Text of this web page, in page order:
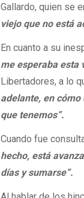
Gallardo, quien se
viejo que no está
En cuanto a su
me esperaba esta
Libertadores, a lo
adelante, en
que tenemos”.
Cuando fue
hecho, está
días y sumarse”.